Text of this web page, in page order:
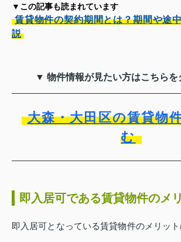
▼この記事も読まれています
賃貸物件の契約期間とは？期間や途
説
▼ 物件情報が見たい方はこちら
大森・大田区の賃貸物
む
即入居可である賃貸物件のメ
即入居可となっている賃貸物件のメリッ